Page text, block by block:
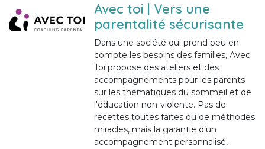
Avec toi | Vers une
parentalité sécurisante
Dans une société qui prend peu en
compte les besoins des familles, Avec
Toi propose des ateliers et des
accompagnements pour les parents
sur les thématiques du sommeil et de
l'éducation non-violente. Pas de
recettes toutes faites ou de méthodes
miracles, mais la garantie d’un
accompagnement personnalisé,